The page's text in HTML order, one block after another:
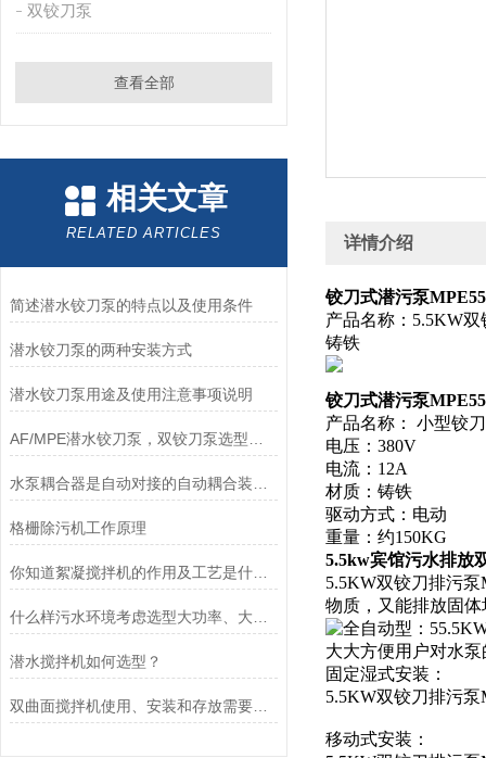
双铰刀泵
查看全部
相关文章
RELATED ARTICLES
简述潜水铰刀泵的特点以及使用条件
潜水铰刀泵的两种安装方式
潜水铰刀泵用途及使用注意事项说明
格栅除污机工作原理
你知道絮凝搅拌机的作用及工艺是什么么
潜水搅拌机如何选型？
双曲面搅拌机使用、安装和存放需要注意的一些问题
详情介绍
铰刀式潜污泵
产品名称：5.5KW双
铸铁
铰刀式潜污泵
产品名称： 小型铰
电压：380V
电流：12A
材质：铸铁
驱动方式：电动
重量：约150KG
5.5kw宾馆污水排放
5.5KW双铰刀排污
物质，又能排放固体
全自动型：
大大方便用户对水
固定湿式安装：
5.5KW双铰刀排污
移动式安装：